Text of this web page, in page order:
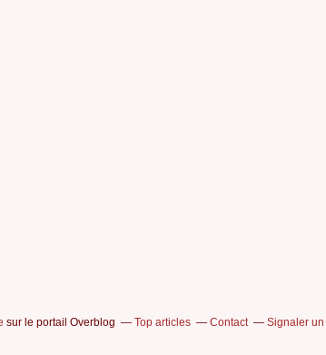
sur le portail Overblog Top articles Contact Signaler